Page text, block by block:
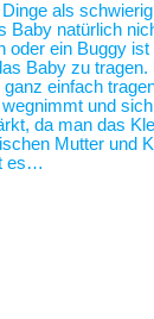
als
natürlich
ein Buggy
Baby zu
einfach
und
da man das
Mutter und
es…